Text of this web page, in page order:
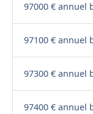
97000 € annuel
97100 € annuel
97300 € annuel
97400 € annuel